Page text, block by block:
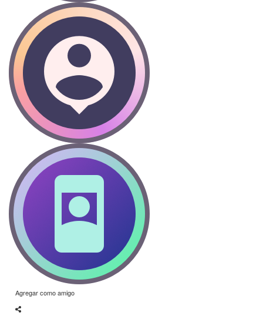
Agregar como amigo